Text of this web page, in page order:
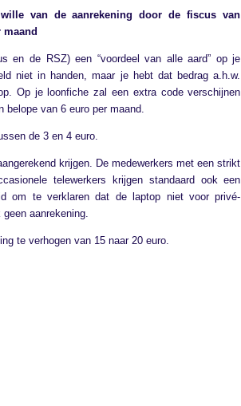
van de aanrekening door de fiscus van
en de RSZ) een “voordeel van alle aard” op je
niet in handen, maar je hebt dat bedrag a.h.w.
Op je loonfiche zal een extra code verschijnen
belope van 6 euro per maand.
de 3 en 4 euro.
krijgen. De medewerkers met een strikt
telewerkers krijgen standaard ook een
om te verklaren dat de laptop niet voor privé-
aanrekening.
te verhogen van 15 naar 20 euro.